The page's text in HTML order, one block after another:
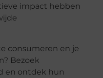
impact hebben
consumeren en je
Bezoek
en ontdek hun